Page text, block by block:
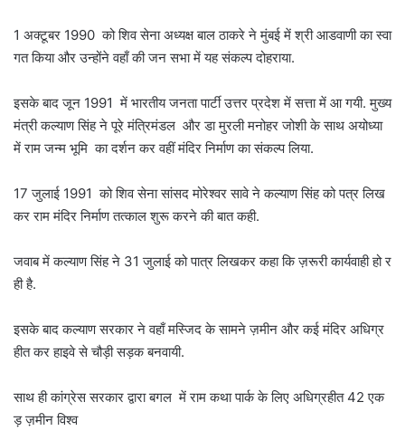
1 अक्टूबर 1990 को शिव सेना अध्यक्ष बाल ठाकरे ने मुंबई में श्री आडवाणी का स्वा
गत किया और उन्होंने वहाँ की जन सभा में यह संकल्प दोहराया.
इसके बाद जून 1991 में भारतीय जनता पार्टी उत्तर प्रदेश में सत्ता में आ गयी. मुख्य
मंत्री कल्याण सिंह ने पूरे मंत्रिमंडल और डा मुरली मनोहर जोशी के साथ अयोध्या
में राम जन्म भूमि का दर्शन कर वहीं मंदिर निर्माण का संकल्प लिया.
17 जुलाई 1991 को शिव सेना सांसद मोरेश्वर सावे ने कल्याण सिंह को पत्र लिख
कर राम मंदिर निर्माण तत्काल शुरू करने की बात कही.
जवाब में कल्याण सिंह ने 31 जुलाई को पात्र लिखकर कहा कि ज़रूरी कार्यवाही हो र
ही है.
इसके बाद कल्याण सरकार ने वहाँ मस्जिद के सामने ज़मीन और कई मंदिर अधिग्र
हीत कर हाइवे से चौड़ी सड़क बनवायी.
साथ ही कांग्रेस सरकार द्वारा बगल में राम कथा पार्क के लिए अधिग्रहीत 42 एक
ड़ ज़मीन विश्व